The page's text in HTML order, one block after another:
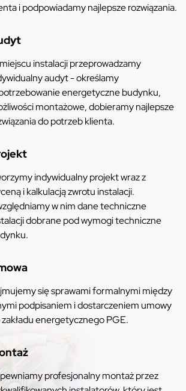
i podpowiadamy najlepsze rozwiązania.
instalacji przeprowadzamy
audyt - określamy
energetyczne budynku,
montażowe, dobieramy najlepsze
do potrzeb klienta.
indywidualny projekt wraz z
i kalkulacją zwrotu instalacji.
w nim dane techniczne
dobrane pod wymogi techniczne
się sprawami formalnymi między
podpisaniem i dostarczeniem umowy
energetycznego PGE.
profesjonalny montaż przez